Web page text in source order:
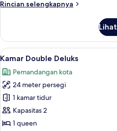
Rincian selengkapnya
Rincian
Kamar
Quadruple
Keluarga
Lihat
semua
foto
untuk
Kamar
Double
Deluks
9
Kamar Double Deluks
Pemandangan kota
24 meter persegi
1 kamar tidur
Kapasitas 2
1 queen